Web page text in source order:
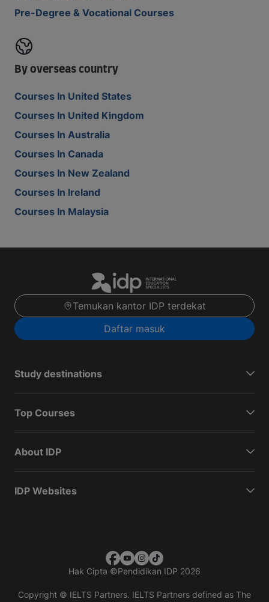
Pre-Degree & Vocational Courses
By overseas country
Courses In United States
Courses In United Kingdom
Courses In Australia
Courses In Canada
Courses In New Zealand
Courses In Ireland
Courses In Malaysia
Temukan kantor IDP terdekat
Daftar masuk
Study destinations
Top Courses
About IDP
IDP Websites
Hak Cipta ©Pendidikan IDP 2026
Copyright © IELTS Partners. IELTS Partners defined as The